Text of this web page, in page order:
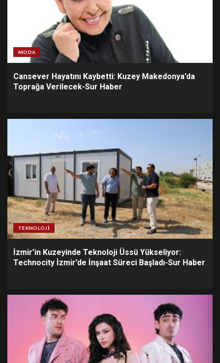
MODA
Cansever Hayatını Kaybetti: Kuzey Makedonya’da
Toprağa Verilecek-Sur Haber
TEKNOLOJI
İzmir’in Kuzeyinde Teknoloji Üssü Yükseliyor:
Technocity İzmir’de İnşaat Süreci Başladı-Sur Haber